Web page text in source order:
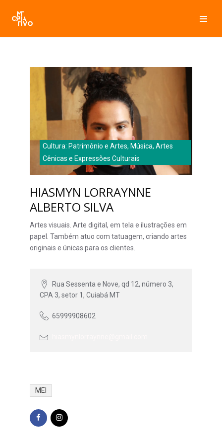
Pular
para
Cultura: Patrimônio e Artes, Música, Artes
Cênicas e Expressões Culturais
HIASMYN LORRAYNNE
ALBERTO SILVA
Artes visuais. Arte digital, em tela e ilustrações em
papel. Também atuo com tatuagem, criando artes
originais e únicas para os clientes.
Rua Sessenta e Nove, qd 12, número 3,
CPA 3, setor 1, Cuiabá MT
65999908602
MEI